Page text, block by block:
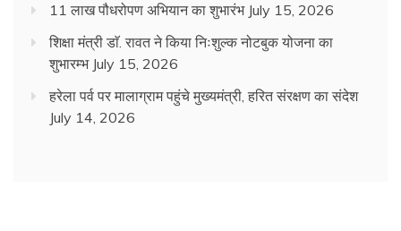
11 लाख पौधरोपण अभियान का शुभारंभ July 15, 2026
शिक्षा मंत्री डाॅ. रावत ने किया निःशुल्क नोटबुक योजना का
शुभारम्भ July 15, 2026
हरेला पर्व पर मालाग्राम पहुंचे मुख्यमंत्री, हरित संरक्षण का संदेश
July 14, 2026